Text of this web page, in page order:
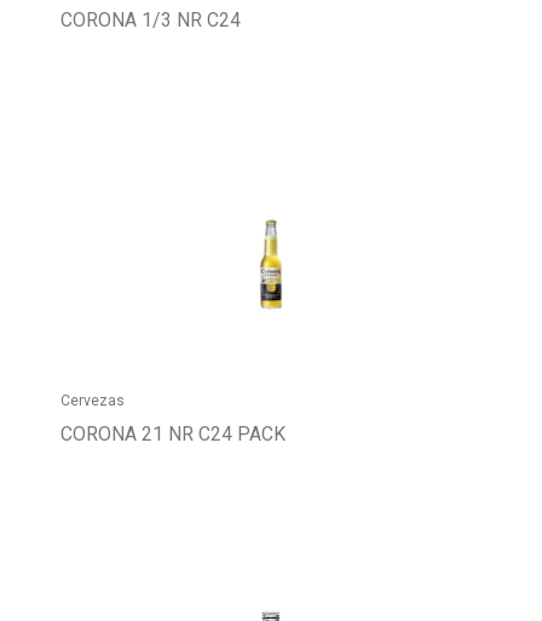
CORONA 1/3 NR C24
Cervezas
CORONA 21 NR C24 PACK